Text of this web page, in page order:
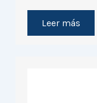
Leer más